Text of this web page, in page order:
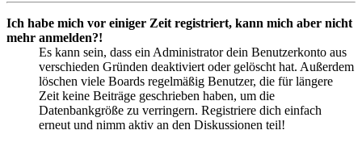
Ich habe mich vor einiger Zeit registriert, kann mich aber nicht
mehr anmelden?!
Es kann sein, dass ein Administrator dein Benutzerkonto aus
verschieden Gründen deaktiviert oder gelöscht hat. Außerdem
löschen viele Boards regelmäßig Benutzer, die für längere
Zeit keine Beiträge geschrieben haben, um die
Datenbankgröße zu verringern. Registriere dich einfach
erneut und nimm aktiv an den Diskussionen teil!